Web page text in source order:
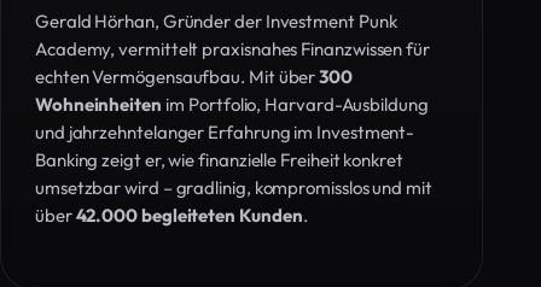
Gerald Hörhan, Gründer der Investment Punk
Academy, vermittelt praxisnahes Finanzwissen für
echten Vermögensaufbau. Mit über300
Wohneinheiten im Portfolio, Harvard-Ausbildung
und jahrzehntelanger Erfahrung im Investment-
Banking zeigt er, wie finanzielle Freiheit konkret
umsetzbar wird – gradlinig, kompromisslos und mit
über42.000 begleiteten Kunden.